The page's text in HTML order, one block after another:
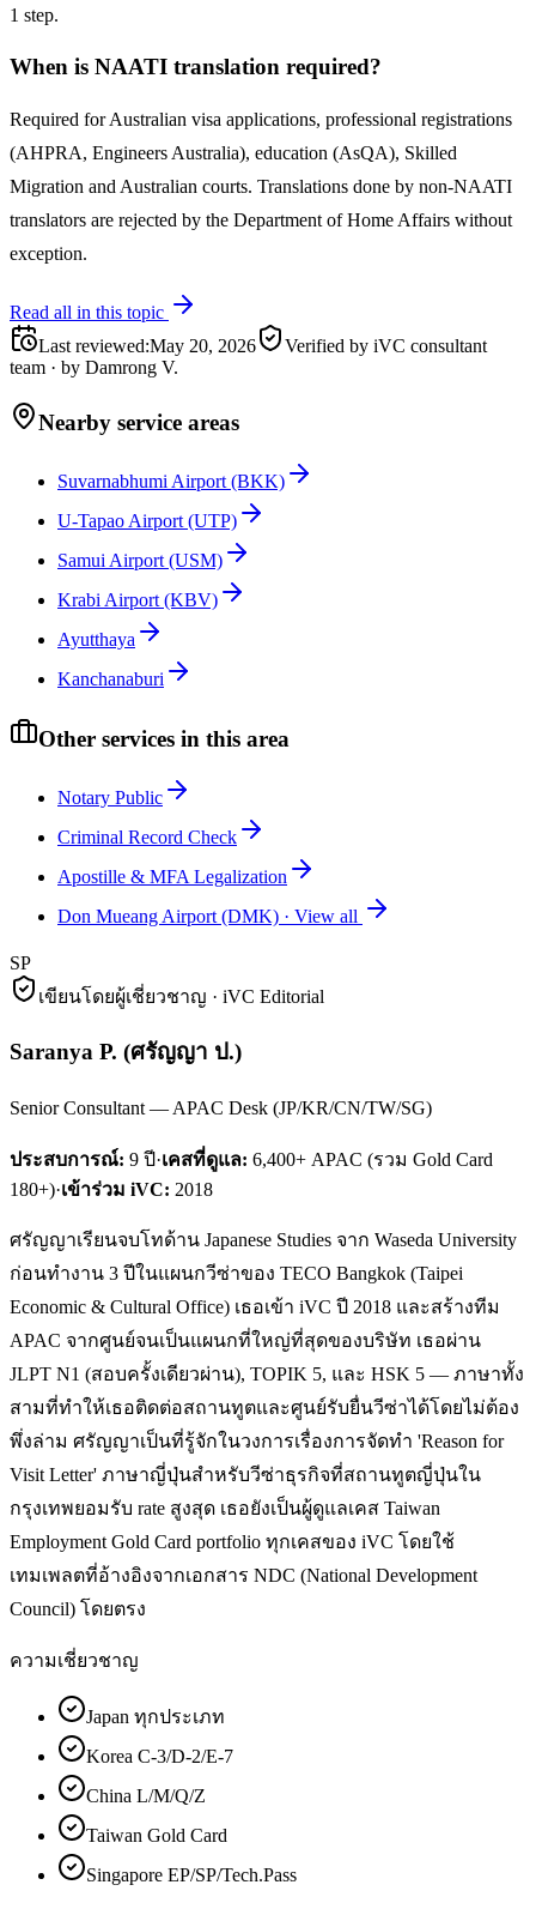
1 step.
When is NAATI translation required?
Required for Australian visa applications, professional registrations
(AHPRA, Engineers Australia), education (AsQA), Skilled
Migration and Australian courts. Translations done by non-NAATI
translators are rejected by the Department of Home Affairs without
exception.
Read all in this topic
Last reviewed:May 20, 2026
Verified by iVC consultant
team · by Damrong V.
Nearby service areas
Suvarnabhumi Airport (BKK)
U-Tapao Airport (UTP)
Samui Airport (USM)
Krabi Airport (KBV)
Ayutthaya
Kanchanaburi
Other services in this area
Notary Public
Criminal Record Check
Apostille & MFA Legalization
Don Mueang Airport (DMK) · View all
SP
เขียนโดยผู้เชี่ยวชาญ · iVC Editorial
Saranya P. (ศรัญญา ป.)
Senior Consultant — APAC Desk (JP/KR/CN/TW/SG)
ประสบการณ์: 9 ปี·เคสที่ดูแล: 6,400+ APAC (รวม Gold Card
180+)·เข้าร่วม iVC: 2018
ศรัญญาเรียนจบโทด้าน Japanese Studies จาก Waseda University
ก่อนทำงาน 3 ปีในแผนกวีซ่าของ TECO Bangkok (Taipei
Economic & Cultural Office) เธอเข้า iVC ปี 2018 และสร้างทีม
APAC จากศูนย์จนเป็นแผนกที่ใหญ่ที่สุดของบริษัท เธอผ่าน
JLPT N1 (สอบครั้งเดียวผ่าน), TOPIK 5, และ HSK 5 — ภาษาทั้ง
สามที่ทำให้เธอติดต่อสถานทูตและศูนย์รับยื่นวีซ่าได้โดยไม่ต้อง
พึ่งล่าม ศรัญญาเป็นที่รู้จักในวงการเรื่องการจัดทำ 'Reason for
Visit Letter' ภาษาญี่ปุ่นสำหรับวีซ่าธุรกิจที่สถานทูตญี่ปุ่นใน
กรุงเทพยอมรับ rate สูงสุด เธอยังเป็นผู้ดูแลเคส Taiwan
Employment Gold Card portfolio ทุกเคสของ iVC โดยใช้
เทมเพลตที่อ้างอิงจากเอกสาร NDC (National Development
Council) โดยตรง
ความเชี่ยวชาญ
Japan ทุกประเภท
Korea C-3/D-2/E-7
China L/M/Q/Z
Taiwan Gold Card
Singapore EP/SP/Tech.Pass